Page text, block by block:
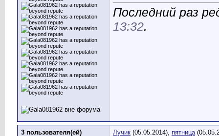
Последний раз
13:32.
3 пользователя(ей)
Лучик (05.05.2014), пятница